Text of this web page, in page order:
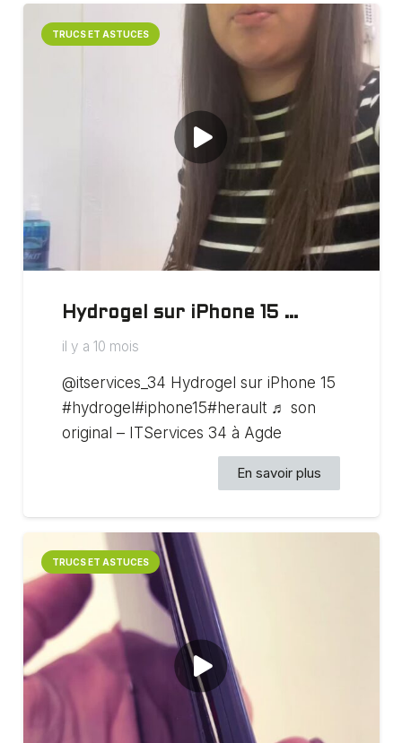
TRUCS ET ASTUCES
Hydrogel sur iPhone 15 …
il y a 10 mois
@itservices_34 Hydrogel sur iPhone 15
#hydrogel#iphone15#herault ♬ son
original – ITServices 34 à Agde
En savoir plus
TRUCS ET ASTUCES